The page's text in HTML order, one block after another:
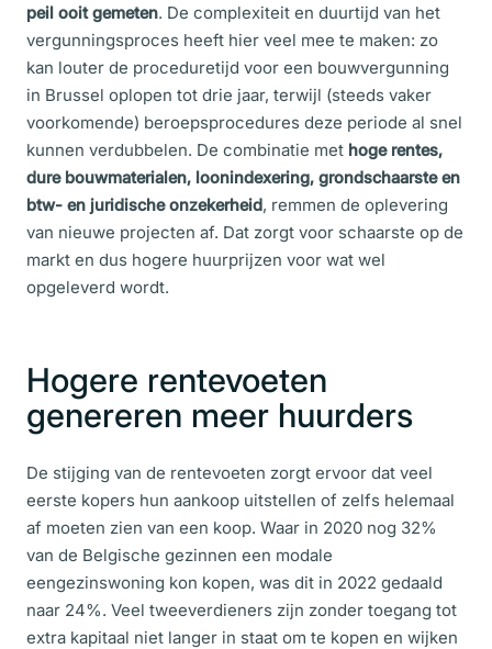
peil ooit gemeten. De complexiteit en duurtijd van het
vergunningsproces heeft hier veel mee te maken: zo
kan louter de proceduretijd voor een bouwvergunning
in Brussel oplopen tot drie jaar, terwijl (steeds vaker
voorkomende) beroepsprocedures deze periode al snel
kunnen verdubbelen. De combinatie met hoge rentes,
dure bouwmaterialen, loonindexering, grondschaarste en
btw- en juridische onzekerheid, remmen de oplevering
van nieuwe projecten af. Dat zorgt voor schaarste op de
markt en dus hogere huurprijzen voor wat wel
opgeleverd wordt.
Hogere rentevoeten
genereren meer huurders
De stijging van de rentevoeten zorgt ervoor dat veel
eerste kopers hun aankoop uitstellen of zelfs helemaal
af moeten zien van een koop. Waar in 2020 nog 32%
van de Belgische gezinnen een modale
eengezinswoning kon kopen, was dit in 2022 gedaald
naar 24%. Veel tweeverdieners zijn zonder toegang tot
extra kapitaal niet langer in staat om te kopen en wijken